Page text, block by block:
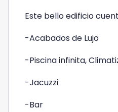
Este bello edificio
-Acabados de Lujo
-Piscina infinita,
-Jacuzzi
-Bar